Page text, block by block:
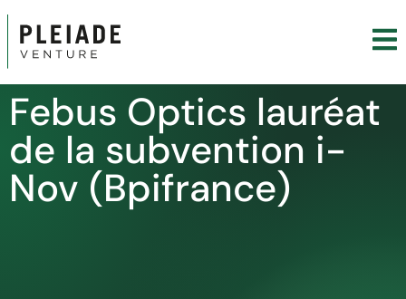
Febus Optics lauréat
de la subvention i-
Nov (Bpifrance)